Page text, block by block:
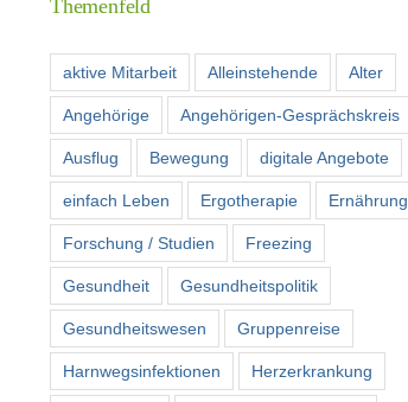
Themenfeld
aktive Mitarbeit Alleinstehende Alter
Angehörige Angehörigen-Gesprächskreis
Ausflug Bewegung digitale Angebote
einfach Leben Ergotherapie Ernährung
Forschung / Studien Freezing
Gesundheit Gesundheitspolitik
Gesundheitswesen Gruppenreise
Harnwegsinfektionen Herzerkrankung